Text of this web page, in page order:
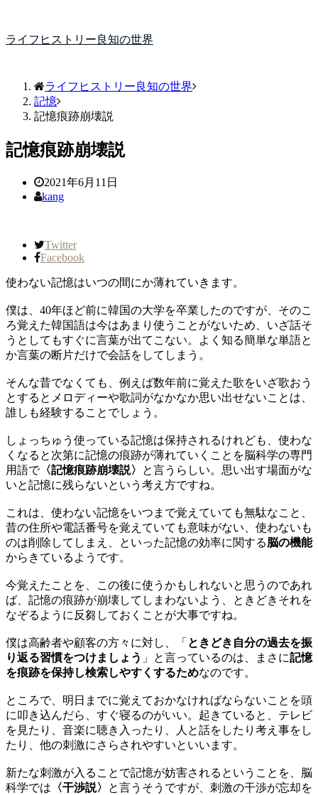
ライフヒストリー良知の世界
ライフヒストリー良知の世界
記憶
記憶痕跡崩壊説
記憶痕跡崩壊説
2021年6月11日
kang
Twitter
Facebook
使わない記憶はいつの間にか薄れていきます。
僕は、40年ほど前に韓国の大学を卒業したのですが、そのこ
ろ覚えた韓国語は今はあまり使うことがないため、いざ話そ
うとしてもすぐに言葉が出てこない。よく知る簡単な単語と
か言葉の断片だけで会話をしてしまう。
そんな昔でなくても、例えば数年前に覚えた歌をいざ歌おう
とするとメロディーや歌詞がなかなか思い出せないことは、
誰しも経験することでしょう。
しょっちゅう使っている記憶は保持されるけれども、使わな
くなると次第に記憶の痕跡が薄れていくことを脳科学の専門
用語で〈記憶痕跡崩壊説〉
と言うらしい。思い出す場面がな
いと記憶に残らないという考え方ですね。
これは、使わない記憶をいつまで覚えていても無駄なこと、
昔の住所や電話番号を覚えていても意味がない、使わないも
のは削除してしまえ、といった記憶の効率に関する脳の機能
からきているようです。
今覚えたことを、この後に使うかもしれないと思うのであれ
ば、記憶の痕跡が崩壊してしまわないよう、ときどきそれを
なぞるように反芻しておくことが大事ですね。
僕は高齢者や顧客の方々に対し、「 ときどき自分の過去を振
り返る習慣をつけましょう 」と言っているのは、まさに記憶
を痕跡を保持し検索しやすくするためなのです。
ところで、明日までに覚えておかなければならないことを頭
に叩き込んだら、すぐ寝るのがいい。起きていると、テレビ
を見たり、音楽に聴き入ったり、人と話をしたり考え事をし
たり、他の刺激にさらされやすいといいます。
新たな刺激が入ることで記憶が妨害されるということを、脳
科学では 〈干渉説〉
と言うそうですが、刺激の干渉が忘却を